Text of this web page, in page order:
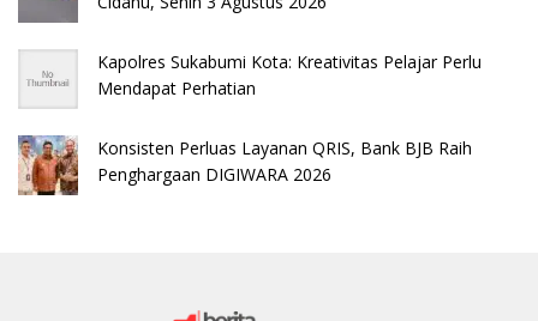
Kapolres Sukabumi Kota: Kreativitas Pelajar Perlu
Mendapat Perhatian
Konsisten Perluas Layanan QRIS, Bank BJB Raih
Penghargaan DIGIWARA 2026